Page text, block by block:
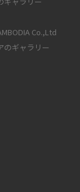
Co.,Ltd
のギャラリー